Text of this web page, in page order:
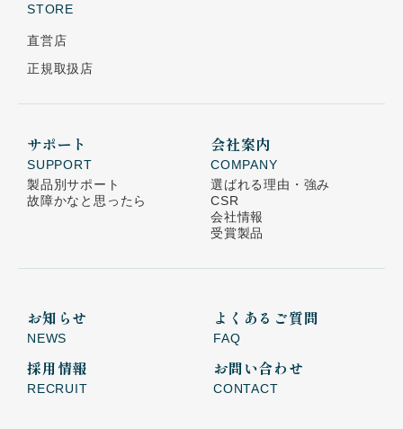
STORE
直営店
正規取扱店
サポート
SUPPORT
製品別サポート
故障かなと思ったら
会社案内
COMPANY
選ばれる理由・強み
CSR
会社情報
受賞製品
お知らせ
NEWS
よくあるご質問
FAQ
採用情報
RECRUIT
お問い合わせ
CONTACT